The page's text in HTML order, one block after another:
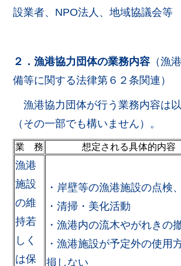
設業者、NPO法人、地域協議会等
２．漁港協力団体の業務内容 （漁
備等に関する法律第６２条関連）
漁港協力団体が行う業務内容は
（その一部でも構いません）。
業 務 想定される具体的内容
漁港
施設
の維
持若
しく
は保
・岸壁等の漁港施設の点検
・清掃・美化活動
・漁港内の流木やがれきの
・漁港施設が予定外の使用
損しない